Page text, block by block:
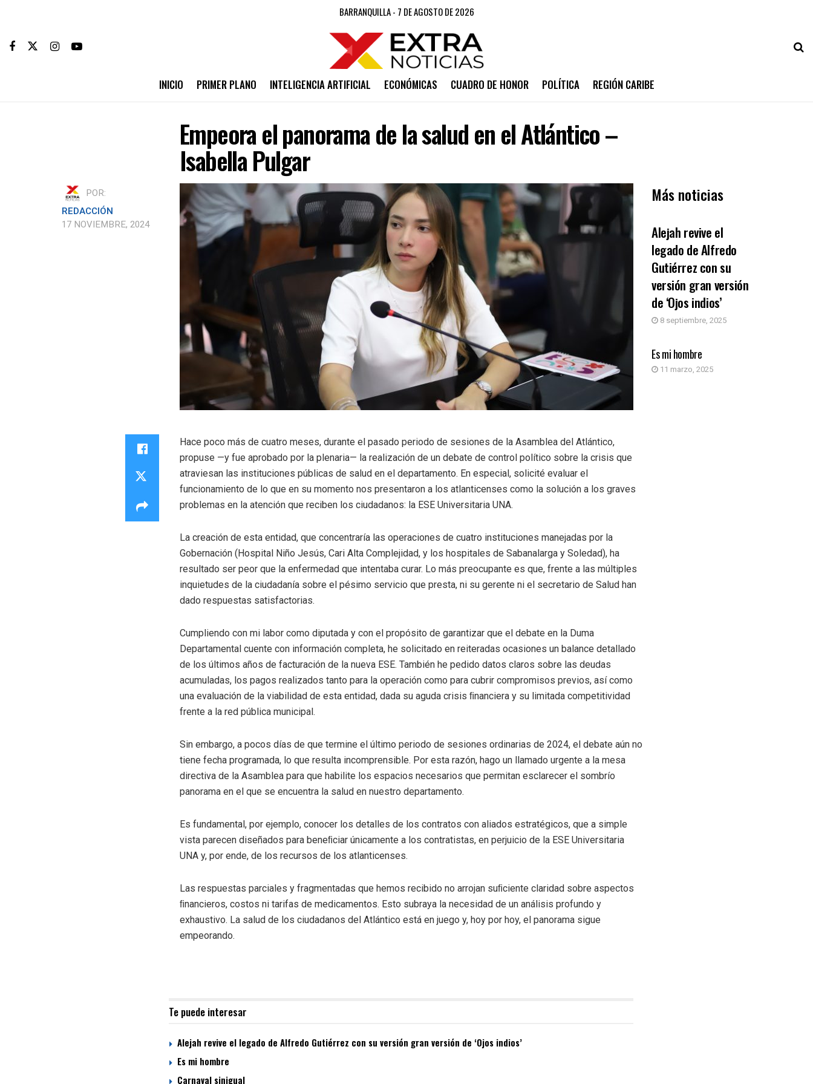
BARRANQUILLA - 7 DE AGOSTO DE 2026
INICIO PRIMER PLANO INTELIGENCIA ARTIFICIAL ECONÓMICAS CUADRO DE HONOR POLÍTICA REGIÓN CARIBE
Empeora el panorama de la salud en el Atlántico –
Isabella Pulgar
POR:
REDACCIÓN
17 NOVIEMBRE, 2024
Más noticias
OPINIÓN
Alejah revive el
legado de Alfredo
Gutiérrez con su
versión gran versión
de ‘Ojos indios’
8 septiembre, 2025
OPINIÓN
Es mi hombre
11 marzo, 2025
Hace poco más de cuatro meses, durante el pasado periodo de sesiones de la Asamblea del Atlántico,
propuse —y fue aprobado por la plenaria— la realización de un debate de control político sobre la crisis que
atraviesan las instituciones públicas de salud en el departamento. En especial, solicité evaluar el
funcionamiento de lo que en su momento nos presentaron a los atlanticenses como la solución a los graves
problemas en la atención que reciben los ciudadanos: la ESE Universitaria UNA.
La creación de esta entidad, que concentraría las operaciones de cuatro instituciones manejadas por la
Gobernación (Hospital Niño Jesús, Cari Alta Complejidad, y los hospitales de Sabanalarga y Soledad), ha
resultado ser peor que la enfermedad que intentaba curar. Lo más preocupante es que, frente a las múltiples
inquietudes de la ciudadanía sobre el pésimo servicio que presta, ni su gerente ni el secretario de Salud han
dado respuestas satisfactorias.
Cumpliendo con mi labor como diputada y con el propósito de garantizar que el debate en la Duma
Departamental cuente con información completa, he solicitado en reiteradas ocasiones un balance detallado
de los últimos años de facturación de la nueva ESE. También he pedido datos claros sobre las deudas
acumuladas, los pagos realizados tanto para la operación como para cubrir compromisos previos, así como
una evaluación de la viabilidad de esta entidad, dada su aguda crisis ﬁnanciera y su limitada competitividad
frente a la red pública municipal.
Sin embargo, a pocos días de que termine el último periodo de sesiones ordinarias de 2024, el debate aún no
tiene fecha programada, lo que resulta incomprensible. Por esta razón, hago un llamado urgente a la mesa
directiva de la Asamblea para que habilite los espacios necesarios que permitan esclarecer el sombrío
panorama en el que se encuentra la salud en nuestro departamento.
Es fundamental, por ejemplo, conocer los detalles de los contratos con aliados estratégicos, que a simple
vista parecen diseñados para beneﬁciar únicamente a los contratistas, en perjuicio de la ESE Universitaria
UNA y, por ende, de los recursos de los atlanticenses.
Las respuestas parciales y fragmentadas que hemos recibido no arrojan suﬁciente claridad sobre aspectos
ﬁnancieros, costos ni tarifas de medicamentos. Esto subraya la necesidad de un análisis profundo y
exhaustivo. La salud de los ciudadanos del Atlántico está en juego y, hoy por hoy, el panorama sigue
empeorando.
Te puede interesar
Alejah revive el legado de Alfredo Gutiérrez con su versión gran versión de ‘Ojos indios’
Es mi hombre
Carnaval sinigual